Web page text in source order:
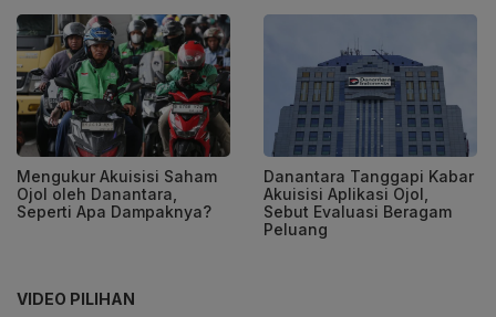
Mengukur Akuisisi Saham
Ojol oleh Danantara,
Seperti Apa Dampaknya?
Danantara Tanggapi Kabar
Akuisisi Aplikasi Ojol,
Sebut Evaluasi Beragam
Peluang
VIDEO PILIHAN